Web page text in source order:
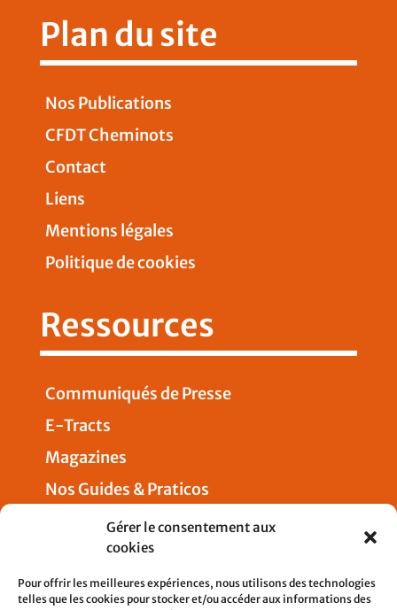
Gérer le consentement aux
cookies
Pour offrir les meilleures expériences, nous utilisons des technologies
telles que les cookies pour stocker et/ou accéder aux informations des
Plan du site
Nos Publications
CFDT Cheminots
Contact
Liens
Mentions légales
Politique de cookies
Ressources
Communiqués de Presse
E-Tracts
Magazines
Nos Guides & Praticos
Nous joindre